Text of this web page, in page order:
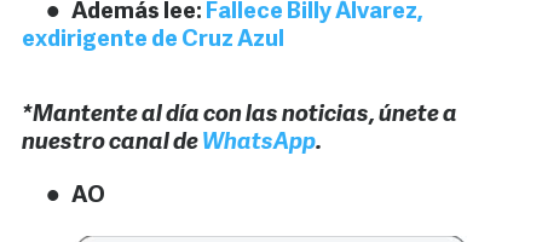
Además lee: Fallece Billy Álvarez,
exdirigente de Cruz Azul
*Mantente al día con las noticias, únete a
nuestro canal de WhatsApp.
AO